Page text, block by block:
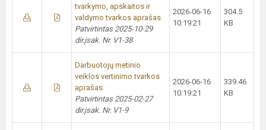
tvarkymo, apskaitos ir
valdymo tvarkos aprašas
Patvirtintas 2025-10-29
dir.įsak. Nr. V1-38
2026-06-16
10:19:21
304.5
KB
Darbuotojų metinio
veiklos vertinimo tvarkos
aprašas
Patvirtintas 2025-02-27
dir.įsak. Nr. V1-9
2026-06-16
10:19:21
339.46
KB